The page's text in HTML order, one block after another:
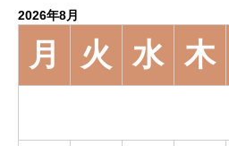
2026年8月
月 火 水 木